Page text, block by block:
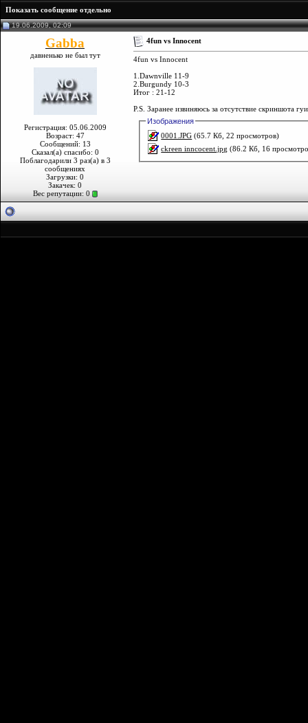
Показать сообщение отдельно
19.06.2009, 02:09
Gabba
давненько не был тут
Регистрация: 05.06.2009
Возраст: 47
Сообщений: 13
Сказал(а) спасибо: 0
Поблагодарили 3 раз(а) в 3
сообщениях
Загрузки: 0
Закачек: 0
Вес репутации: 0
4fun vs Innocent
4fun vs Innocent
1.Dawnville 11-9
2.Burgundy 10-3
Итог : 21-12
P.S. Заранее извиняюсь за отсутствие скриншота
Изображения
0001.JPG (65.7 Кб, 22 просмотров)
ckreen inncocent.jpg (86.2 Кб, 16